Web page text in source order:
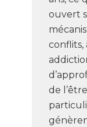
ouvert
conflits,
de